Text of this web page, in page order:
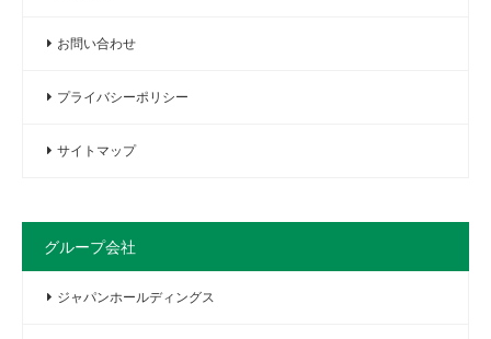
お問い合わせ
プライバシーポリシー
サイトマップ
グループ会社
ジャパンホールディングス